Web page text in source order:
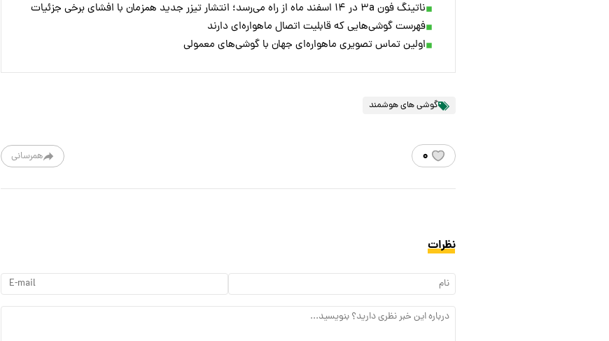
ناتینگ فون ۳a در ۱۴ اسفند ماه از راه می‌رسد؛ انتشار تیزر جدید همزمان با افشای برخی جزئیات
فهرست گوشی‌هایی که قابلیت اتصال ماهواره‌ای دارند
اولین تماس تصویری ماهواره‌ای جهان با گوشی‌های معمولی
گوشی های هوشمند
همرسانی ۰
نظرات